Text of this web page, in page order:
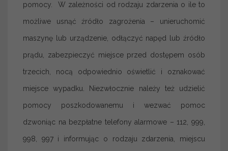
pomocy. W zależności od rodzaju zdarzenia o ile to
możliwe usnąć źródło zagrożenia – unieruchomić
maszynę lub urządzenie, odłączyć napęd lub źródło
prądu, zabezpieczyć miejsce przed dostępem osób
trzecich, nocą odpowiednio oświetlić i oznakować
miejsce wypadku. Niezwłocznie należy też udzielić
pomocy poszkodowanemu i wezwać pomoc
dzwoniąc na bezpłatne telefony alarmowe – 112, 999,
998, 997 i informując o rodzaju zdarzenia, miejscu